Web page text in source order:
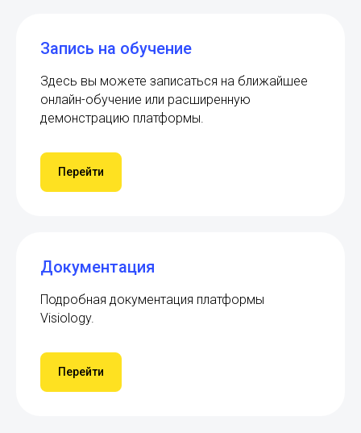
Запись на обучение
Здесь вы можете записаться на ближайшее
онлайн-обучение или расширенную
демонстрацию платформы.
Перейти
Документация
Подробная документация платформы
Visiology.
Перейти